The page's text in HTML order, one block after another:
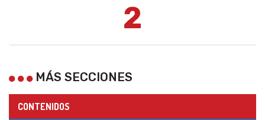
2
MÁS SECCIONES
CONTENIDOS